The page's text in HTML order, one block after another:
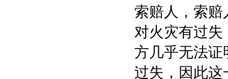
索赔人，索
对火灾有过
方几乎无法
过失，因此这